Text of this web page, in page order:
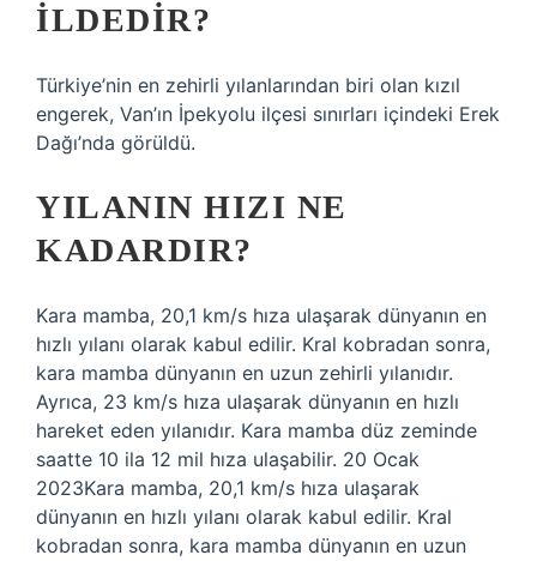
ILDEDIR?
Türkiye’nin en zehirli yılanlarından biri olan kızıl
engerek, Van’ın İpekyolu ilçesi sınırları içindeki Erek
Dağı’nda görüldü.
YILANIN HIZI NE
KADARDIR?
Kara mamba, 20,1 km/s hıza ulaşarak dünyanın en
hızlı yılanı olarak kabul edilir. Kral kobradan sonra,
kara mamba dünyanın en uzun zehirli yılanıdır.
Ayrıca, 23 km/s hıza ulaşarak dünyanın en hızlı
hareket eden yılanıdır. Kara mamba düz zeminde
saatte 10 ila 12 mil hıza ulaşabilir. 20 Ocak
2023Kara mamba, 20,1 km/s hıza ulaşarak
dünyanın en hızlı yılanı olarak kabul edilir. Kral
kobradan sonra, kara mamba dünyanın en uzun